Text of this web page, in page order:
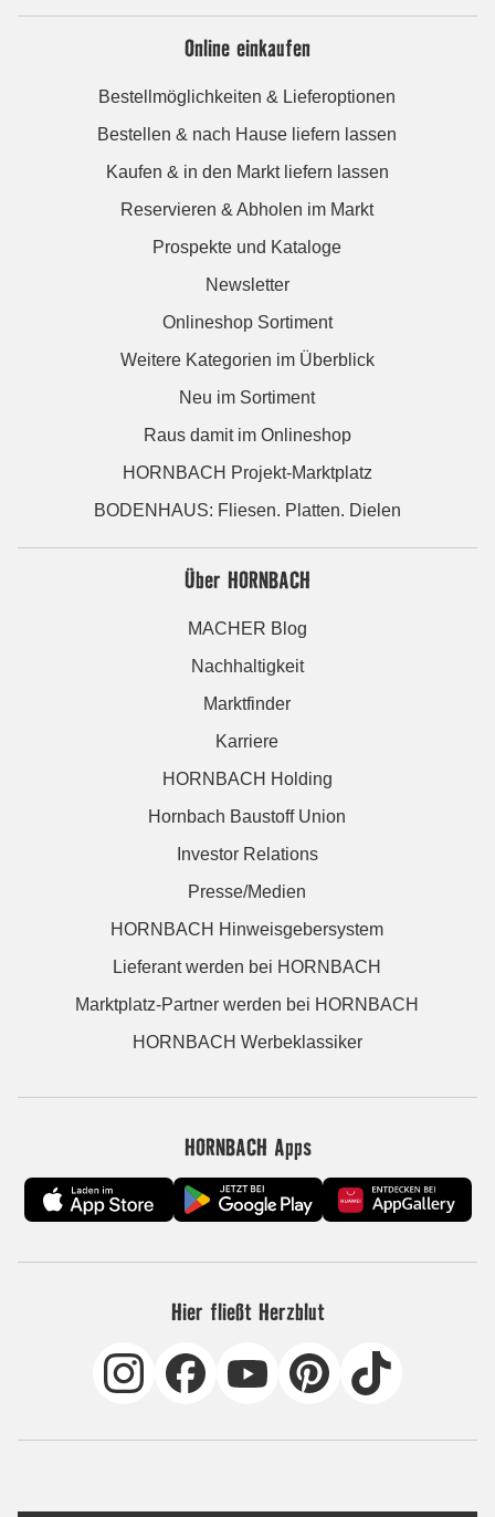
Online einkaufen
Bestellmöglichkeiten & Lieferoptionen
Bestellen & nach Hause liefern lassen
Kaufen & in den Markt liefern lassen
Reservieren & Abholen im Markt
Prospekte und Kataloge
Newsletter
Onlineshop Sortiment
Weitere Kategorien im Überblick
Neu im Sortiment
Raus damit im Onlineshop
HORNBACH Projekt-Marktplatz
BODENHAUS: Fliesen. Platten. Dielen
Über HORNBACH
MACHER Blog
Nachhaltigkeit
Marktfinder
Karriere
HORNBACH Holding
Hornbach Baustoff Union
Investor Relations
Presse/Medien
HORNBACH Hinweisgebersystem
Lieferant werden bei HORNBACH
Marktplatz-Partner werden bei HORNBACH
HORNBACH Werbeklassiker
HORNBACH Apps
Hier fließt Herzblut